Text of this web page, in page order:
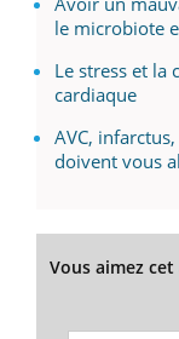
le microbiote
Le stress et la
cardiaque
AVC,
doivent vous
Vous aimez